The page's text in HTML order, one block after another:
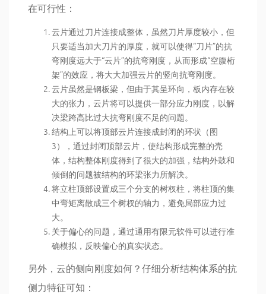
在可行性：
云片通过刀片连接成整体，虽然刀片厚度较小，但
只要适当加大刀片的厚度，就可以使得“刀片”的抗
弯刚度远大于“云片”的抗弯刚度，从而形成“空腹桁
架”的效应，将大大加强云片的竖向抗弯刚度。
云片虽然是钢板梁，但由于其呈环向，板内存在较
大的张力，云片将可以提供一部分应力刚度，以解
决梁跨高比过大抗弯刚度不足的问题。
结构上可以将顶部云片连接成封闭的环状（图
3），通过封闭顶部云片，使结构形成完整的壳
体，结构整体刚度得到了很大的加强，结构外鼓和
倾倒的问题被结构的环梁张力所解决。
将立柱顶部设置成三个分支的树杈柱，将柱顶的集
中弯矩离散成三个树杈的轴力，避免局部应力过
大。
关于偏心的问题，通过通用有限元软件可以进行准
确模拟，反映偏心的真实状态。
另外，云的侧向刚度如何？仔细分析结构体系的抗
侧力特征可知：